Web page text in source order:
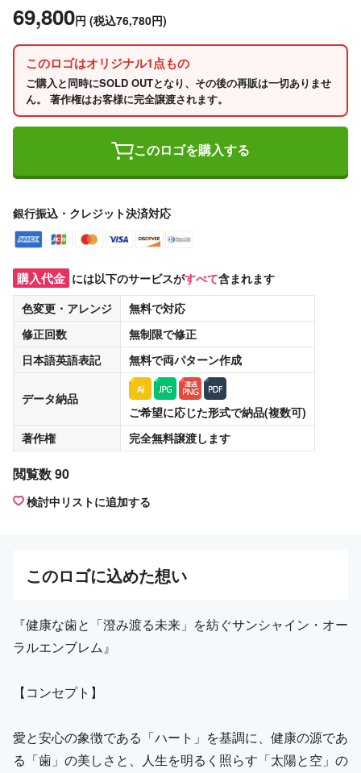
69,800円 (税込76,780円)
このロゴはオリジナル1点もの
ご購入と同時にSOLD OUTとなり、その後の再販は一切ありませ
ん。 著作権はお客様に完全譲渡されます。
このロゴを購入する
銀行振込・クレジット決済対応
購入代金 には以下のサービスがすべて含まれます
色変更・アレンジ
無料で対応
修正回数
無制限で修正
日本語英語表記
無料で両パターン作成
データ納品
ご希望に応じた形式で納品(複数可)
著作権
完全無料譲渡します
閲覧数 90
検討中リストに追加する
このロゴに込めた想い
『健康な歯と「澄み渡る未来」を紡ぐサンシャイン・オー
ラルエンブレム』
【コンセプト】
愛と安心の象徴である「ハート」を基調に、健康の源であ
る「歯」の美しさと、人生を明るく照らす「太陽と空」の